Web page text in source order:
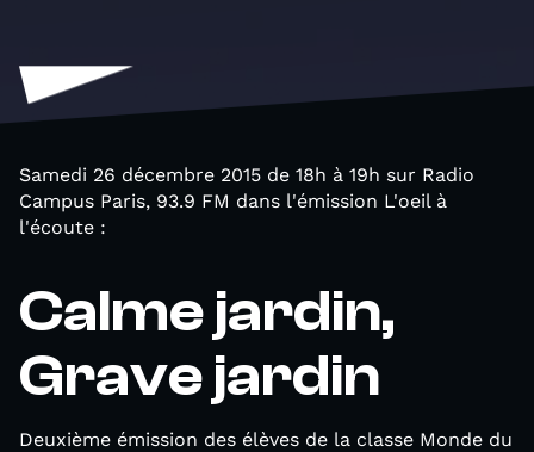
Samedi 26 décembre 2015 de 18h à 19h sur Radio
Campus Paris, 93.9 FM dans l'émission L'oeil à
l'écoute :
Calme jardin,
Grave jardin
Deuxième émission des élèves de la classe Monde du